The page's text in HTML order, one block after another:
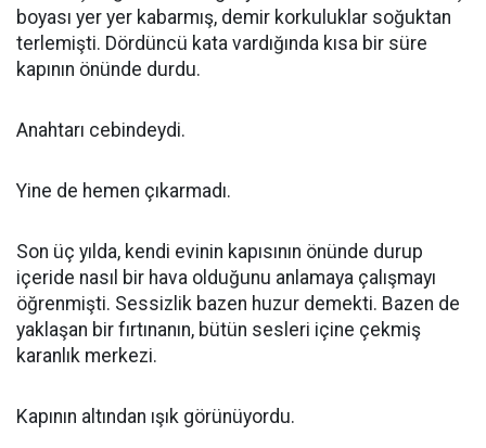
boyası yer yer kabarmış, demir korkuluklar soğuktan
terlemişti. Dördüncü kata vardığında kısa bir süre
kapının önünde durdu.
Anahtarı cebindeydi.
Yine de hemen çıkarmadı.
Son üç yılda, kendi evinin kapısının önünde durup
içeride nasıl bir hava olduğunu anlamaya çalışmayı
öğrenmişti. Sessizlik bazen huzur demekti. Bazen de
yaklaşan bir fırtınanın, bütün sesleri içine çekmiş
karanlık merkezi.
Kapının altından ışık görünüyordu.